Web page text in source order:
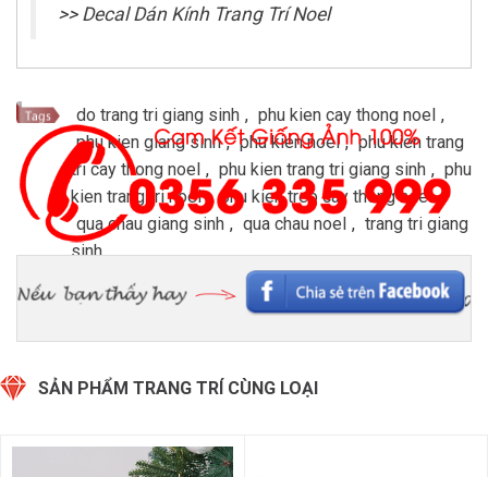
>> Decal Dán Kính Trang Trí Noel
do trang tri giang sinh , phu kien cay thong noel ,
phu kien giang sinh , phu kien noel , phu kien trang
tri cay thong noel , phu kien trang tri giang sinh , phu
kien trang tri noel , phu kien treo cay thong noel ,
qua chau giang sinh , qua chau noel , trang tri giang
sinh
SẢN PHẨM TRANG TRÍ CÙNG LOẠI